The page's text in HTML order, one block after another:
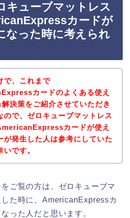
キューブマットレス
カードが
なった時に考えられ
で、これまで
カードのよくある使え
決策をご紹介させていただき
ので、ゼロキューブマットレス
カードが使え
が発生した人は参考にしていた
です。
ご覧の方は、ゼロキューブマ
た時に、AmericanExpressカ
った人だと思います。